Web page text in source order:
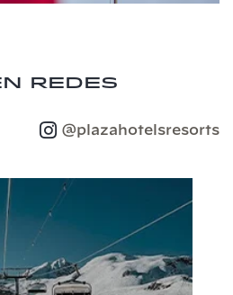
redes
@plazahotelsresorts